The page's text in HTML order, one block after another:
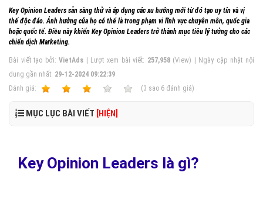
Key Opinion Leaders sẵn sàng thử và áp dụng các xu hướng mới từ đó tạo uy tín và vị
thế độc đáo. Ảnh hưởng của họ có thể là trong phạm vi lĩnh vực chuyên môn, quốc gia
hoặc quốc tế. Điều này khiến Key Opinion Leaders trở thành mục tiêu lý tưởng cho các
chiến dịch Marketing.
Bài viết tạo bởi:VietAds | Lượt xem bài viết: 257,958(View) | Ngày cập nhật nội
dung gần nhất: 29-12-2024 09:22:39
Ðánh giá:
(3 sao 6 đánh giá)
MỤC LỤC BÀI VIẾT [HIỆN]
Key Opinion Leaders là gì?